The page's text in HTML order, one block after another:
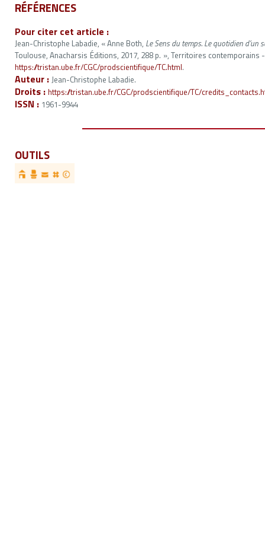
RÉFÉRENCES
Pour citer cet article :
Jean-Christophe Labadie, « Anne Both, Le Sens du temps. Le quotidien d’un
Toulouse, Anacharsis Éditions, 2017, 288 p. », Territoires
https://tristan.ube.fr/CGC/prodscientifique/TC.html.
Auteur : Jean-Christophe Labadie.
Droits : https://tristan.ube.fr/CGC/prodscientifique/TC/
ISSN : 1961-9944
OUTILS